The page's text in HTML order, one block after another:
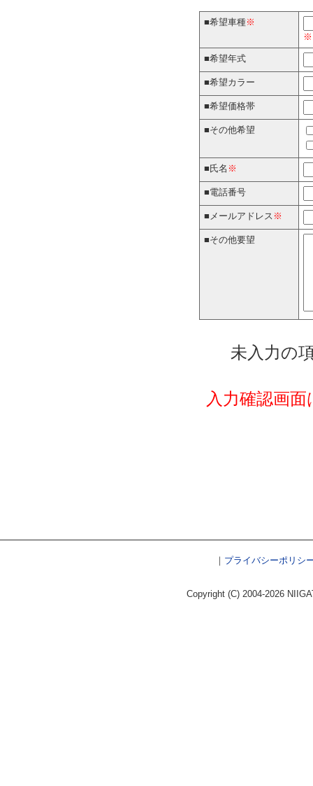
■希望車種※
※
■希望年式
■希望カラー
■希望価格帯
■その他希望
■氏名 ※
■電話番号
■メールアドレス ※
■その他要望
未入力の
入力確認画
｜ プライバシーポリシ
Copyright (C) 2004-2026